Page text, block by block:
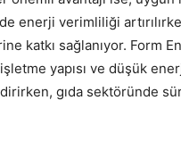
enerji verimliliği
katkı sağlanıyor. Form
yapısı ve düşük
gıda sektöründe